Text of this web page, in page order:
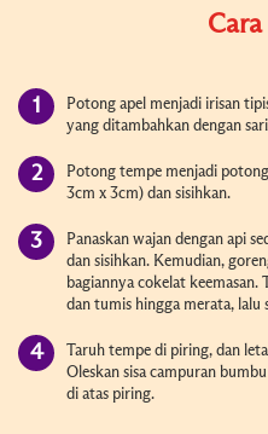
Potong apel menjadi irisan
yang ditambahkan dengan
Potong tempe menjadi
3cm x 3cm) dan sisihkan.
Panaskan wajan dengan api
dan sisihkan. Kemudian,
bagiannya cokelat keemasan.
dan tumis hingga merata, lalu
Taruh tempe di piring, dan
Oleskan sisa campuran
di atas piring.